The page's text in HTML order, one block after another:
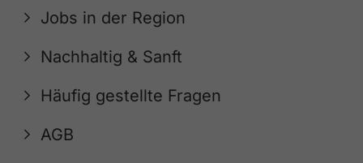
Jobs in der Region
Nachhaltig & Sanft
Häufig gestellte Fragen
AGB